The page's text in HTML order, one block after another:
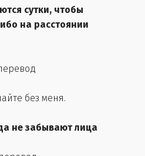
сутки, чтобы
на расстоянии
без меня.
не забывают лица